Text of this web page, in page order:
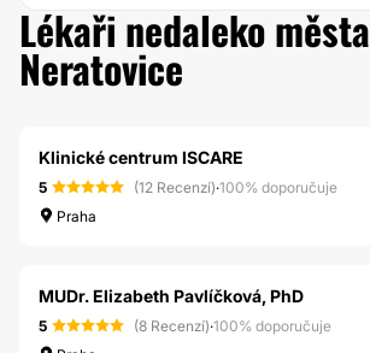
Lékaři nedaleko města
Neratovice
Klinické centrum ISCARE
5 (12 Recenzí)·100% doporučuje
Praha
MUDr. Elizabeth Pavlíčková, PhD
5 (8 Recenzí)·100% doporučuje